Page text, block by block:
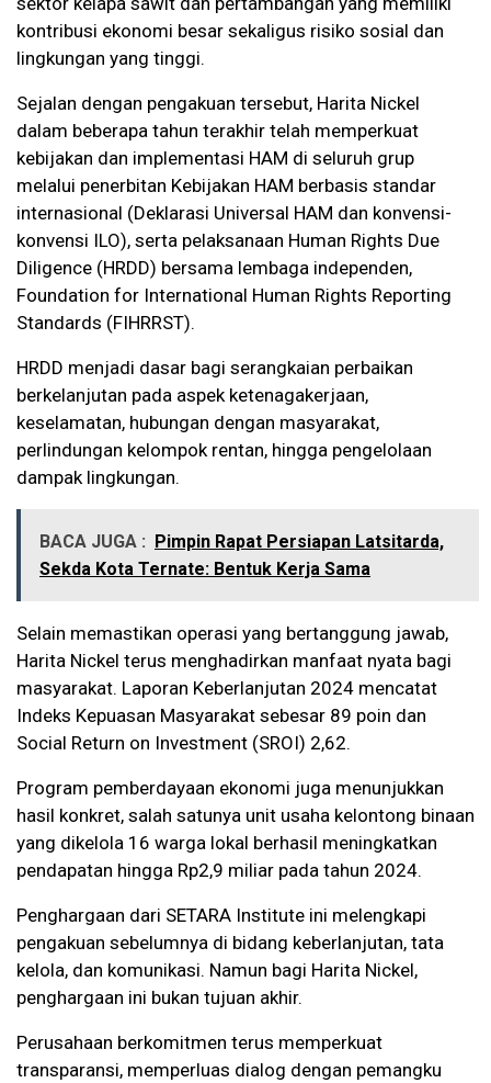
kontribusi ekonomi besar sekaligus risiko sosial dan
lingkungan yang tinggi.
Sejalan dengan pengakuan tersebut, Harita Nickel
dalam beberapa tahun terakhir telah memperkuat
kebijakan dan implementasi HAM di seluruh grup
melalui penerbitan Kebijakan HAM berbasis standar
internasional (Deklarasi Universal HAM dan konvensi-
konvensi ILO), serta pelaksanaan Human Rights Due
Diligence (HRDD) bersama lembaga independen,
Foundation for International Human Rights Reporting
Standards (FIHRRST).
HRDD menjadi dasar bagi serangkaian perbaikan
berkelanjutan pada aspek ketenagakerjaan,
keselamatan, hubungan dengan masyarakat,
perlindungan kelompok rentan, hingga pengelolaan
dampak lingkungan.
BACA JUGA :
Pimpin Rapat Persiapan Latsitarda,
Sekda Kota Ternate: Bentuk Kerja Sama
Selain memastikan operasi yang bertanggung jawab,
Harita Nickel terus menghadirkan manfaat nyata bagi
masyarakat. Laporan Keberlanjutan 2024 mencatat
Indeks Kepuasan Masyarakat sebesar 89 poin dan
Social Return on Investment (SROI) 2,62.
Program pemberdayaan ekonomi juga menunjukkan
hasil konkret, salah satunya unit usaha kelontong binaan
yang dikelola 16 warga lokal berhasil meningkatkan
pendapatan hingga Rp2,9 miliar pada tahun 2024.
Penghargaan dari SETARA Institute ini melengkapi
pengakuan sebelumnya di bidang keberlanjutan, tata
kelola, dan komunikasi. Namun bagi Harita Nickel,
penghargaan ini bukan tujuan akhir.
Perusahaan berkomitmen terus memperkuat
transparansi, memperluas dialog dengan pemangku